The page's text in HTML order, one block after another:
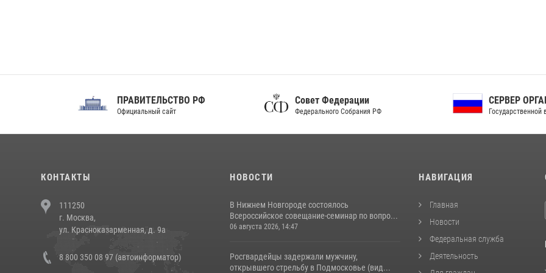
ПРАВИТЕЛЬСТВО РФ
Официальный сайт
Совет Федерации
Федерального Собрания РФ
СЕРВЕР ОРГАНОВ
Государственной власти РФ
КОНТАКТЫ
111250
г. Москва,
ул. Красноказарменная, д. 9а
8 800 350 08 97 (автоинформатор)
НОВОСТИ
В Нижнем Новгороде состоялось
Всероссийское совещание-семинар по вопро...
06 августа 2026, 14:47
Росгвардейцы задержали мужчину,
открывшего стрельбу в Подмосковье (вид...
НАВИГАЦИЯ
Главная
Новости
Федеральная служба
Деятельность